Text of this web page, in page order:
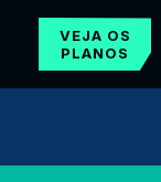
VEJA OS
PLANOS